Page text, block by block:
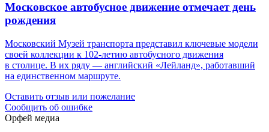
Московское автобусное движение отмечает день
рождения
Московский Музей транспорта представил ключевые модели
своей коллекции к 102-летию автобусного движения
в столице. В их ряду — английский «Лейланд», работавший
на единственном маршруте.
Оставить отзыв или пожелание
Сообщить об ошибке
Орфей медиа